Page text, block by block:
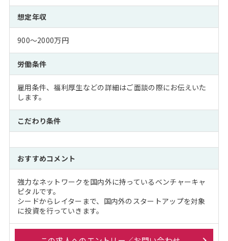
想定年収
900～2000万円
労働条件
雇用条件、福利厚生などの詳細はご面談の際にお伝えいた
します。
こだわり条件
おすすめコメント
強力なネットワークを国内外に持っているベンチャーキャ
ピタルです。
シードからレイターまで、国内外のスタートアップを対象
に投資を行っていきます。